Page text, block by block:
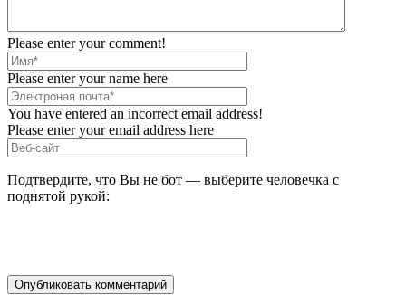
Please enter your comment!
Please enter your name here
You have entered an incorrect email address!
Please enter your email address here
Подтвердите, что Вы не бот — выберите человечка с
поднятой рукой: